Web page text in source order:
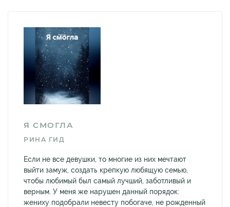
Я СМОГЛА
РИНА ГИД
Если не все девушки, то многие из них мечтают
выйти замуж, создать крепкую любящую семью,
чтобы любимый был самый лучший, заботливый и
верным. У меня же нарушен данный порядок:
жениху подобрали невесту побогаче, не рожденный